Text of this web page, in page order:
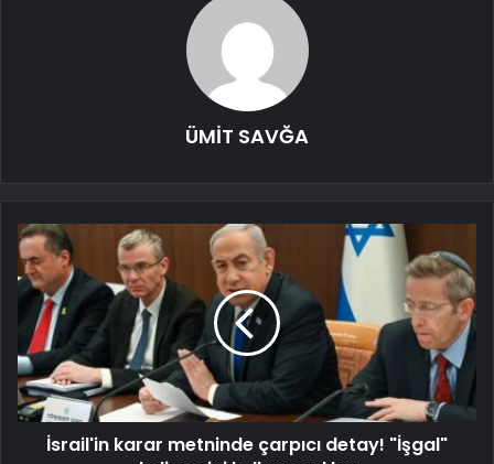
ÜMİT SAVĞA
İsrail'in karar metninde çarpıcı detay! "İşgal"